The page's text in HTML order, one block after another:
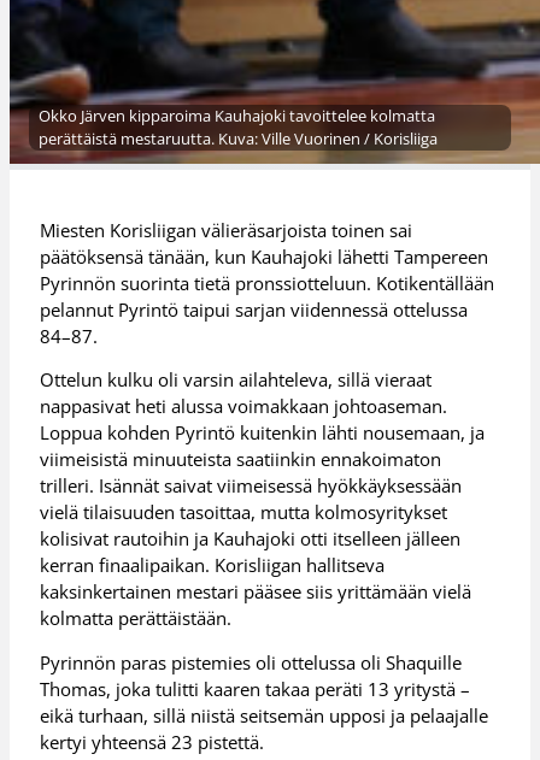
Okko Järven kipparoima Kauhajoki tavoittelee kolmatta
perättäistä mestaruutta. Kuva: Ville Vuorinen / Korisliiga
Miesten Korisliigan välieräsarjoista toinen sai
päätöksensä tänään, kun Kauhajoki lähetti Tampereen
Pyrinnön suorinta tietä pronssiotteluun. Kotikentällään
pelannut Pyrintö taipui sarjan viidennessä ottelussa
84–87.
Ottelun kulku oli varsin ailahteleva, sillä vieraat
nappasivat heti alussa voimakkaan johtoaseman.
Loppua kohden Pyrintö kuitenkin lähti nousemaan, ja
viimeisistä minuuteista saatiinkin ennakoimaton
trilleri. Isännät saivat viimeisessä hyökkäyksessään
vielä tilaisuuden tasoittaa, mutta kolmosyritykset
kolisivat rautoihin ja Kauhajoki otti itselleen jälleen
kerran finaalipaikan. Korisliigan hallitseva
kaksinkertainen mestari pääsee siis yrittämään vielä
kolmatta perättäistään.
Pyrinnön paras pistemies oli ottelussa oli Shaquille
Thomas, joka tulitti kaaren takaa peräti 13 yritystä –
eikä turhaan, sillä niistä seitsemän upposi ja pelaajalle
kertyi yhteensä 23 pistettä.